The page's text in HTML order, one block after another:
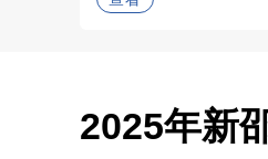
2025年新